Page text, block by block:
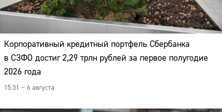
Корпоративный кредитный портфель Сбербанка
в СЗФО достиг 2,29 трлн рублей за первое полугодие
2026 года
15:31 – 6 августа